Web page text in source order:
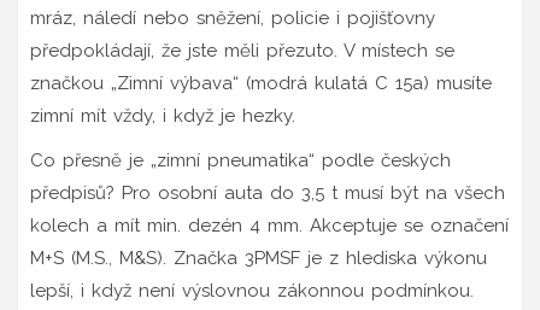
mráz, náledí nebo sněžení, policie i pojišťovny
předpokládají, že jste měli přezuto. V místech se
značkou „Zimní výbava“ (modrá kulatá C 15a) musíte
zimní mít vždy, i když je hezky.
Co přesně je „zimní pneumatika“ podle českých
předpisů? Pro osobní auta do 3,5 t musí být na všech
kolech a mít min. dezén 4 mm. Akceptuje se označení
M+S (M.S., M&S). Značka 3PMSF je z hlediska výkonu
lepší, i když není výslovnou zákonnou podmínkou.